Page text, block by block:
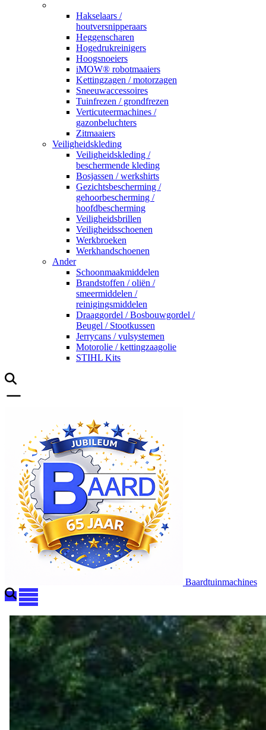
Hakselaars /
houtversnipperaars
Heggenscharen
Hogedrukreinigers
Hoogsnoeiers
iMOW® robotmaaiers
Kettingzagen / motorzagen
Sneeuwaccessoires
Tuinfrezen / grondfrezen
Verticuteermachines /
gazonbeluchters
Zitmaaiers
Veiligheidskleding
Veiligheidskleding /
beschermende kleding
Bosjassen / werkshirts
Gezichtsbescherming /
gehoorbescherming /
hoofdbescherming
Veiligheidsbrillen
Veiligheidsschoenen
Werkbroeken
Werkhandschoenen
Ander
Schoonmaakmiddelen
Brandstoffen / oliën /
smeermiddelen /
reinigingsmiddelen
Draaggordel / Bosbouwgordel /
Beugel / Stootkussen
Jerrycans / vulsystemen
Motorolie / kettingzaagolie
STIHL Kits
Baardtuinmachines